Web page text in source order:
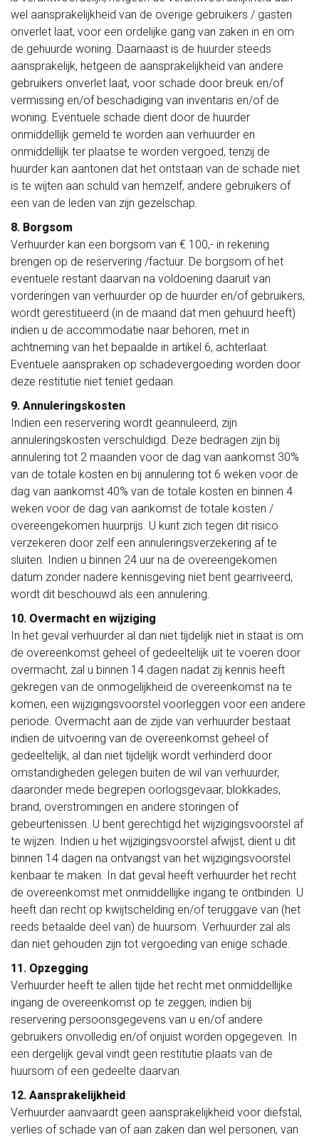
wel aansprakelijkheid van de overige gebruikers / gasten
onverlet laat, voor een ordelijke gang van zaken in en om
de gehuurde woning. Daarnaast is de huurder steeds
aansprakelijk, hetgeen de aansprakelijkheid van andere
gebruikers onverlet laat, voor schade door breuk en/of
vermissing en/of beschadiging van inventaris en/of de
woning. Eventuele schade dient door de huurder
onmiddellijk gemeld te worden aan verhuurder en
onmiddellijk ter plaatse te worden vergoed, tenzij de
huurder kan aantonen dat het ontstaan van de schade niet
is te wijten aan schuld van hemzelf, andere gebruikers of
een van de leden van zijn gezelschap.
8. Borgsom
Verhuurder kan een borgsom van € 100,- in rekening
brengen op de reservering /factuur. De borgsom of het
eventuele restant daarvan na voldoening daaruit van
vorderingen van verhuurder op de huurder en/of gebruikers,
wordt gerestitueerd (in de maand dat men gehuurd heeft)
indien u de accommodatie naar behoren, met in
achtneming van het bepaalde in artikel 6, achterlaat.
Eventuele aanspraken op schadevergoeding worden door
deze restitutie niet teniet gedaan.
9. Annuleringskosten
Indien een reservering wordt geannuleerd, zijn
annuleringskosten verschuldigd. Deze bedragen zijn bij
annulering tot 2 maanden voor de dag van aankomst 30%
van de totale kosten en bij annulering tot 6 weken voor de
dag van aankomst 40% van de totale kosten en binnen 4
weken voor de dag van aankomst de totale kosten /
overeengekomen huurprijs. U kunt zich tegen dit risico
verzekeren door zelf een annuleringsverzekering af te
sluiten. Indien u binnen 24 uur na de overeengekomen
datum zonder nadere kennisgeving niet bent gearriveerd,
wordt dit beschouwd als een annulering.
10. Overmacht en wijziging
In het geval verhuurder al dan niet tijdelijk niet in staat is om
de overeenkomst geheel of gedeeltelijk uit te voeren door
overmacht, zal u binnen 14 dagen nadat zij kennis heeft
gekregen van de onmogelijkheid de overeenkomst na te
komen, een wijzigingsvoorstel voorleggen voor een andere
periode. Overmacht aan de zijde van verhuurder bestaat
indien de uitvoering van de overeenkomst geheel of
gedeeltelijk, al dan niet tijdelijk wordt verhinderd door
omstandigheden gelegen buiten de wil van verhuurder,
daaronder mede begrepen oorlogsgevaar, blokkades,
brand, overstromingen en andere storingen of
gebeurtenissen. U bent gerechtigd het wijzigingsvoorstel af
te wijzen. Indien u het wijzigingsvoorstel afwijst, dient u dit
binnen 14 dagen na ontvangst van het wijzigingsvoorstel
kenbaar te maken. In dat geval heeft verhuurder het recht
de overeenkomst met onmiddellijke ingang te ontbinden. U
heeft dan recht op kwijtschelding en/of teruggave van (het
reeds betaalde deel van) de huursom. Verhuurder zal als
dan niet gehouden zijn tot vergoeding van enige schade.
11. Opzegging
Verhuurder heeft te allen tijde het recht met onmiddellijke
ingang de overeenkomst op te zeggen, indien bij
reservering persoonsgegevens van u en/of andere
gebruikers onvolledig en/of onjuist worden opgegeven. In
een dergelijk geval vindt geen restitutie plaats van de
huursom of een gedeelte daarvan.
12. Aansprakelijkheid
Verhuurder aanvaardt geen aansprakelijkheid voor diefstal,
verlies of schade van of aan zaken dan wel personen, van